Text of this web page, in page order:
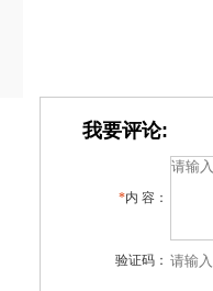
我要评论:
*内 容：
验证码：